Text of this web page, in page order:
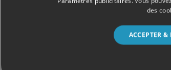
des
ACCEPTER &